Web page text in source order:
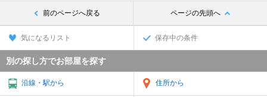
前のページへ戻る ページの先頭へ
気になるリスト 保存中の条件
別の探し方でお部屋を探す
沿線・駅から 住所から